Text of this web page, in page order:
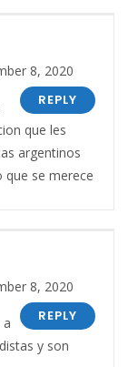
8, 2020
REPLY
que les
argentinos
que se merece
8, 2020
REPLY
a
y son